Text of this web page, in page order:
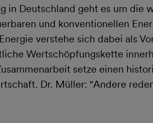
in Deutschland geht es um die
und konventionellen
verstehe sich dabei als
Wertschöpfungskette
setze einen
Dr. Müller: "Andere